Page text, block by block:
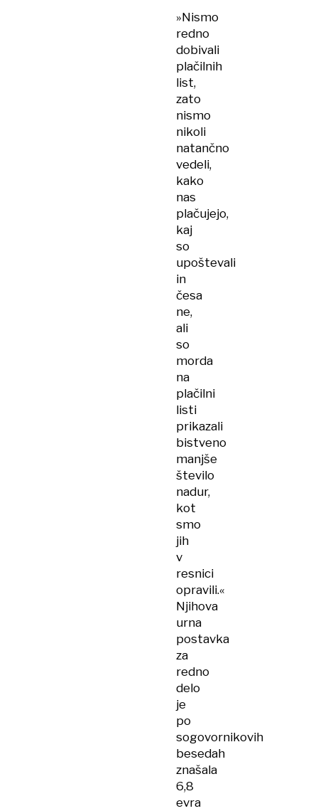
»Nismo
redno
dobivali
plačilnih
list,
zato
nismo
nikoli
natančno
vedeli,
kako
nas
plačujejo,
kaj
so
upoštevali
in
česa
ne,
ali
so
morda
na
plačilni
listi
prikazali
bistveno
manjše
število
nadur,
kot
smo
jih
v
resnici
opravili.«
Njihova
urna
postavka
za
redno
delo
je
po
sogovornikovih
besedah
znašala
6,8
evra